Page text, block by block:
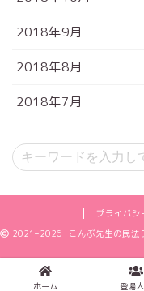
2018年9月
2018年8月
2018年7月
プライバシ
2021–2026 こんぶ先生の民法
ホーム 登場